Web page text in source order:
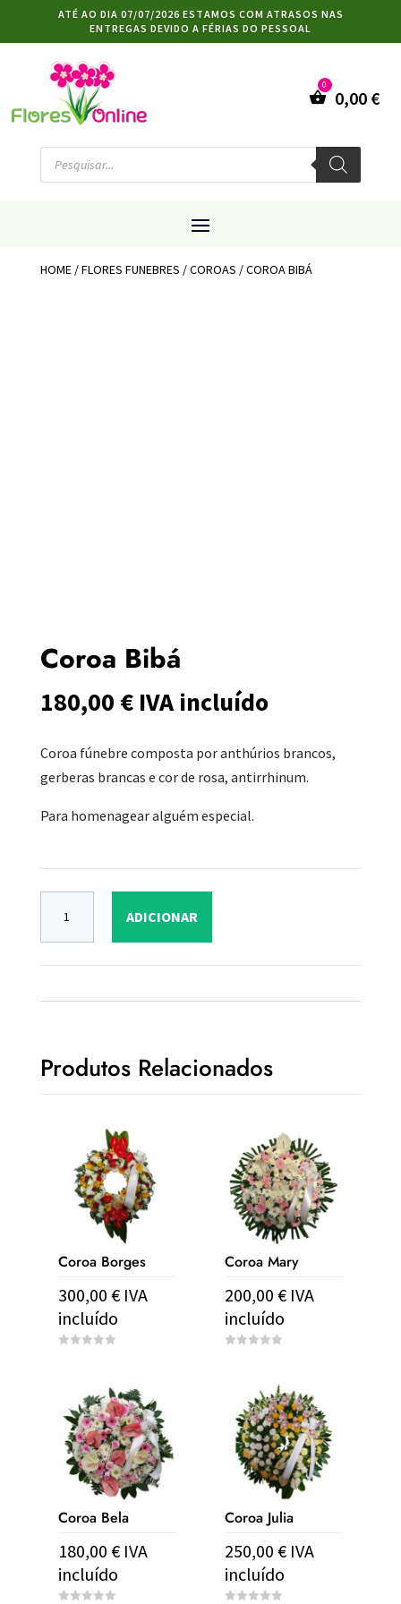
ATÉ AO DIA 07/07/2026 ESTAMOS COM ATRASOS NAS
ENTREGAS DEVIDO A FÉRIAS DO PESSOAL
0,00 €
Products
search
HOME/FLORES FUNEBRES /COROAS / COROA BIBÁ
Coroa Bibá
180,00 € IVA incluído
Coroa fúnebre composta por anthúrios brancos,
gerberas brancas e cor de rosa, antirrhinum.
Para homenagear alguém especial.
ADICIONAR
Produtos Relacionados
Coroa Borges
300,00 € IVA
incluído
5
Coroa Mary
200,00€ IVA
incluído
Coroa Bela
180,00 € IVA
incluído
Coroa Julia
250,00€ IVA
incluído